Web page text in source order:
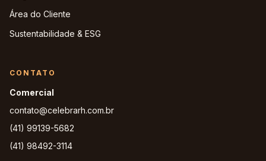
Área do Cliente
Sustentabilidade & ESG
CONTATO
Comercial
contato@celebrarh.com.br
(41) 99139-5682
(41) 98492-3114